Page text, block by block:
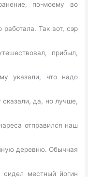
по-моему во
Так вот, сэр
прибыл,
указали, что надо
да, но лучше,
отправился наш
деревню. Обычная
сидел местный йогин